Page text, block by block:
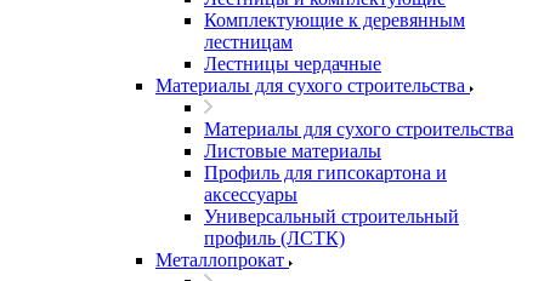
Комплектующие к деревянным
лестницам
Лестницы чердачные
Материалы для сухого строительства
Материалы для сухого строительства
Листовые материалы
Профиль для гипсокартона и
аксессуары
Универсальный строительный
профиль (ЛСТК)
Металлопрокат